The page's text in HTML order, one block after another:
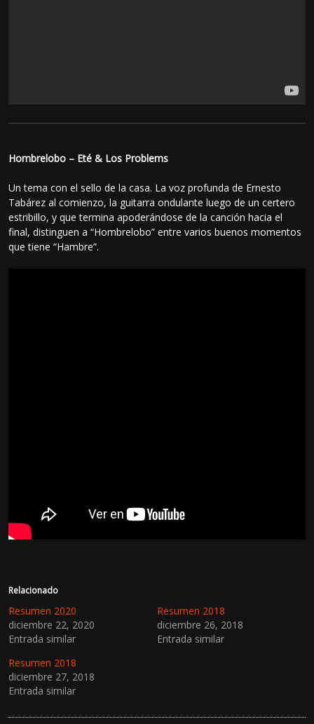
Hombrelobo – Eté & Los Problems
Un tema con el sello de la casa. La voz profunda de Ernesto
Tabárez al comienzo, la guitarra ondulante luego de un certero
estribillo, y que termina apoderándose de la canción hacia el
final, distinguen a “Hombrelobo” entre varios buenos momentos
que tiene “Hambre”.
Relacionado
Resumen 2020
diciembre 22, 2020
Entrada similar
Resumen 2018
diciembre 26, 2018
Entrada similar
Resumen 2018
diciembre 27, 2018
Entrada similar